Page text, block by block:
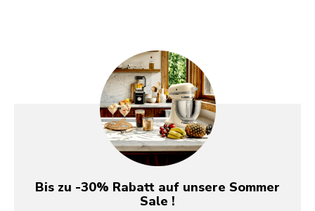
Bis zu -30% Rabatt auf unsere Sommer
Sale !